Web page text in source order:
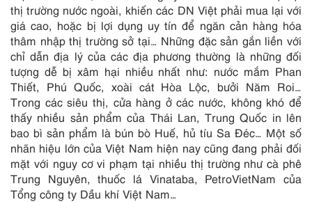
thị trường nước ngoài, khiến các DN Việt phải mua lại với
giá cao, hoặc bị lợi dụng uy tín để ngăn cản hàng hóa
thâm nhập thị trường sở tại… Những đặc sản gắn liền với
chỉ dẫn địa lý của các địa phương thường là những đối
tượng dễ bị xâm hại nhiều nhất như: nước mắm Phan
Thiết, Phú Quốc, xoài cát Hòa Lộc, bưởi Năm Roi…
Trong các siêu thị, cửa hàng ở các nước, không khó để
thấy nhiều sản phẩm của Thái Lan, Trung Quốc in lên
bao bì sản phẩm là bún bò Huế, hủ tíu Sa Đéc… Một số
nhãn hiệu lớn của Việt Nam hiện nay cũng đang phải đối
mặt với nguy cơ vi phạm tại nhiều thị trường như cà phê
Trung Nguyên, thuốc lá Vinataba, PetroVietNam của
Tổng công ty Dầu khí Việt Nam…